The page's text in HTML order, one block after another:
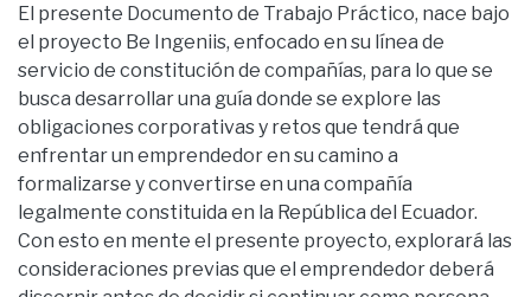
El presente Documento de Trabajo Práctico, nace bajo
el proyecto Be Ingeniis, enfocado en su línea de
servicio de constitución de compañías, para lo que se
busca desarrollar una guía donde se explore las
obligaciones corporativas y retos que tendrá que
enfrentar un emprendedor en su camino a
formalizarse y convertirse en una compañía
legalmente constituida en la República del Ecuador.
Con esto en mente el presente proyecto, explorará las
consideraciones previas que el emprendedor deberá